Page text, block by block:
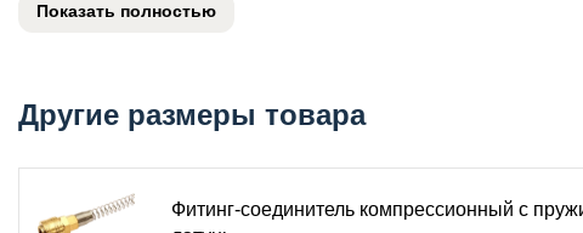
Тип устройства: быстроразъемное соединение (розетка,
Рабочее давление: 0 – 1,0 МПа (10 Атм)
Температура эксплуатации: от -20 °C до +120 °C
Рабочая среда: сжатый воздух, вода, охлаждающие
Показать полностью
Другие размеры товара
Фитинг-соединитель компрессионный с